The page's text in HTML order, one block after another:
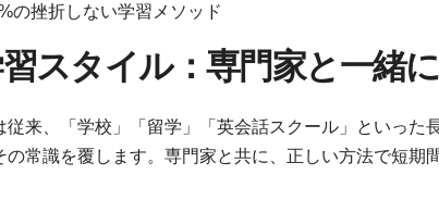
の挫折しない学習メソッド
スタイル：専門家と一緒
従来、「学校」「留学」「英会話スクール」といった
の常識を覆します。専門家と共に、正しい方法で短期